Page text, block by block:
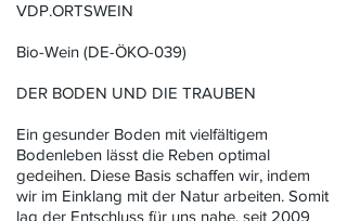
VDP.ORTSWEIN
Bio-Wein (DE-ÖKO-039)
DER BODEN UND DIE TRAUBEN
Ein gesunder Boden mit vielfältigem
Bodenleben lässt die Reben optimal
gedeihen. Diese Basis schaffen wir, indem
wir im Einklang mit der Natur arbeiten. Somit
lag der Entschluss für uns nahe, seit 2009